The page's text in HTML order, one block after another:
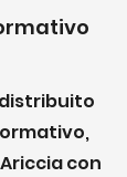
con